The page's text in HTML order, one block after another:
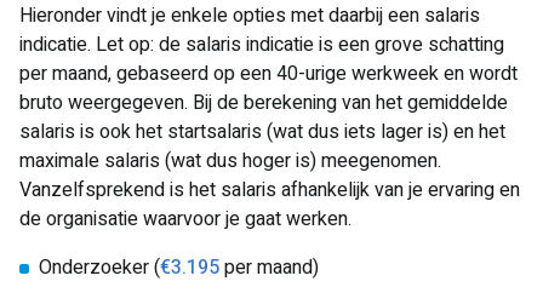
Hieronder vindt je enkele opties met daarbij een salaris
indicatie. Let op: de salaris indicatie is een grove schatting
per maand, gebaseerd op een 40-urige werkweek en wordt
bruto weergegeven. Bij de berekening van het gemiddelde
salaris is ook het startsalaris (wat dus iets lager is) en het
maximale salaris (wat dus hoger is) meegenomen.
Vanzelfsprekend is het salaris afhankelijk van je ervaring en
de organisatie waarvoor je gaat werken.
​Onderzoeker (€3.195per maand)